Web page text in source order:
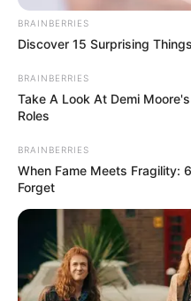
BRAINBERRIES
Discover 15 Surprising
BRAINBERRIES
Take A Look At Demi
Roles
BRAINBERRIES
When Fame Meets Fragility:
Forget